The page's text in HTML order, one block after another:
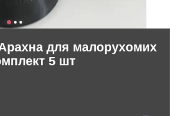
для малорухомих
5 шт